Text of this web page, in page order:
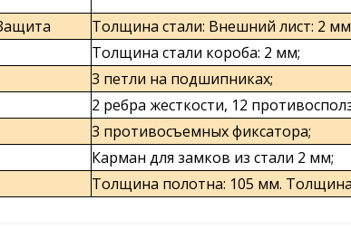
Толщина стали: Внешний лист: 2
Толщина стали короба: 2 мм;
3 петли на подшипниках;
2 ребра жесткости, 12
3 противосъемных фиксатора;
Карман для замков из стали 2 мм;
Толщина полотна: 105 мм.